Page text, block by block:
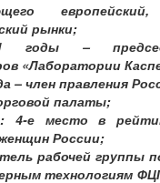
рынки;
годы –
«Лаборатории
– член правления
палаты;
4-е место в
России;
рабочей группы
технологиям